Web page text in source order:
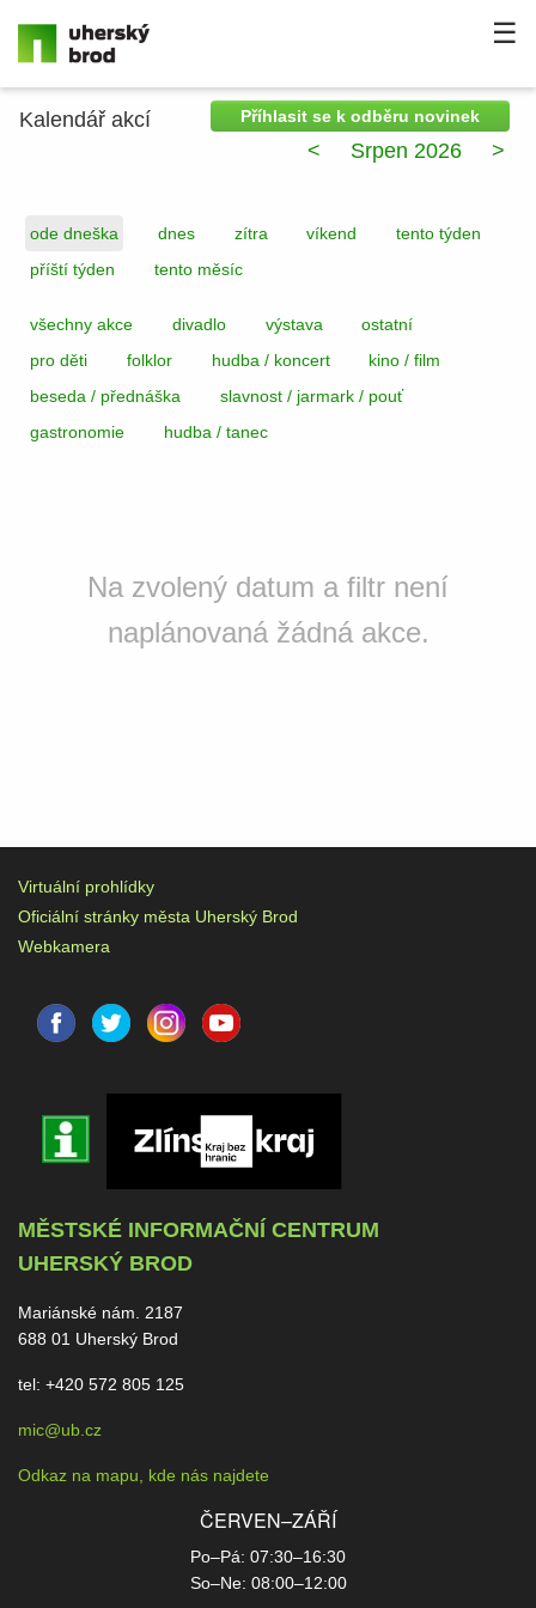
☰
Kalendář akcí Příhlasit se k odběru novinek
< Srpen 2026 >
ode dneška dnes zítra víkend
tento týden
příští týden
tento měsíc
všechny akce divadlo výstava
ostatní
pro děti
folklor hudba / koncert
kino / film
beseda / přednáška
slavnost / jarmark / pouť
gastronomie
hudba / tanec
Na zvolený datum a filtr není
naplánovaná žádná akce.
Virtuální prohlídky
Oficiální stránky města Uherský Brod
Webkamera
MĚSTSKÉ INFORMAČNÍ CENTRUM
UHERSKÝ BROD
Mariánské nám. 2187
688 01 Uherský Brod
tel: +420 572 805 125
mic@ub.cz
Odkaz na mapu, kde nás najdete
ČERVEN–ZÁŘÍ
Po–Pá: 07:30–16:30
So–Ne: 08:00–12:00